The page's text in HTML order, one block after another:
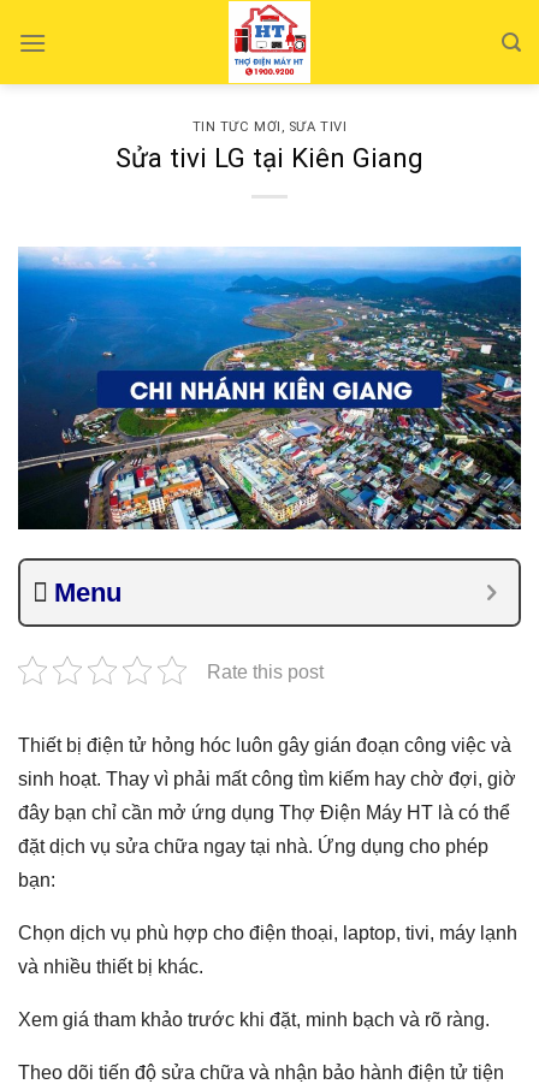
TIN TỨC MỚI , SỬA TIVI
Sửa tivi LG tại Kiên Giang
Menu
Rate this post
Thiết bị điện tử hỏng hóc luôn gây gián đoạn công việc và
sinh hoạt. Thay vì phải mất công tìm kiếm hay chờ đợi, giờ
đây bạn chỉ cần mở ứng dụng Thợ Điện Máy HT là có thể
đặt dịch vụ sửa chữa ngay tại nhà. Ứng dụng cho phép
bạn:
Chọn dịch vụ phù hợp cho điện thoại, laptop, tivi, máy lạnh
và nhiều thiết bị khác.
Xem giá tham khảo trước khi đặt, minh bạch và rõ ràng.
Theo dõi tiến độ sửa chữa và nhận bảo hành điện tử tiện